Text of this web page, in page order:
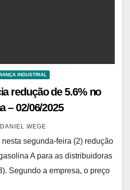
INDUSTRIAL
redução de 5.6% no
– 02/06/2025
DANIEL WEGE
segunda-feira (2) redução
A para as distribuidoras
Segundo a empresa, o preço